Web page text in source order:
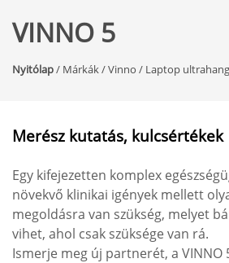
VINNO 5
Nyitólap/ Márkák/Vinno / Laptop ultrahang
Merész kutatás, kulcsértékek
Egy kifejezetten komplex
növekvő klinikai igények mellett
megoldásra van szükség, melyet
vihet, ahol csak szüksége van rá.
Ismerje meg új partnerét, a VINNO